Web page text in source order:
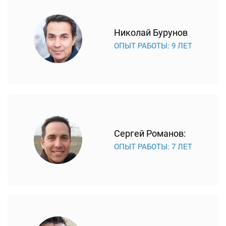
отвечает за подачу электричества, и от его работы
зависит качество изображения. Блок питания
ломается из-за перепадов напряжения в электросети.
Выяснить, что делать с модулем питания –
ответственность материнская плата. Плата чаще всего
восстанавливается.
Если телевизор работает с нарушениями, но все его
элементы исправны, возможны проблемы с
Николай Бурунов
ОПЫТ РАБОТЫ: 9 ЛЕТ
Сергей Романов:
ОПЫТ РАБОТЫ: 7 ЛЕТ